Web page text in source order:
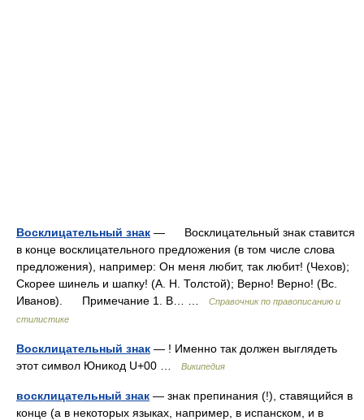
Восклицательный знак — Восклицательный знак ставится
в конце восклицательного предложения (в том числе слова
предложения), например: Он меня любит, так любит! (Чехов);
Скорее шинель и шапку! (А. Н. Толстой); Верно! Верно! (Вс.
Иванов). Примечание 1. В… …
Справочник по правописанию и
стилистике
Восклицательный знак — ! Именно так должен выглядеть
этот символ Юникод U+00 …
Википедия
восклицательный знак — знак препинания (!), ставящийся в
конце (а в некоторых языках, например, в испанском, и в